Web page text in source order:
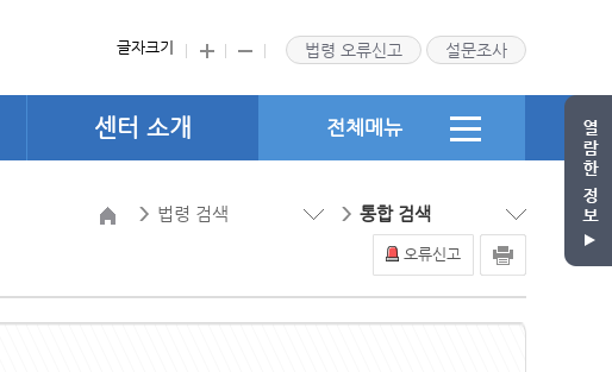
글자크기 법령 오류신고 설문조사
센터 소개 전체메뉴
법령 검색 통합 검색
오류신고